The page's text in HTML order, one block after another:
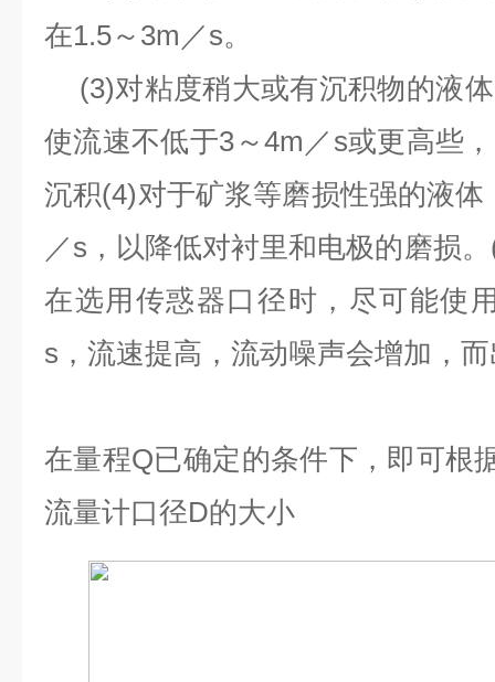
在1.5～ 3m ／s。
(3)对粘度稍大或有沉积物的液
使流速不低于3 ～4m ／ s或更高些
沉积(4)对于矿浆等磨损性强的液
／s ，以降低对衬里和电极的磨损。
在选用传惑器口径时，尽可能使
s ，流速提高，流动噪声会增加，
在量程Q已确定的条件下，即可根
流量计口径D的大小